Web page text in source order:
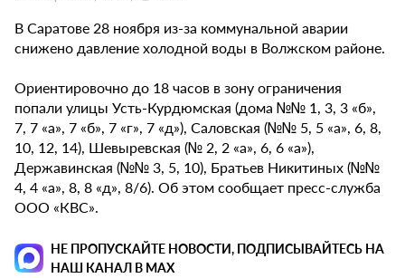
В Саратове 28 ноября из-за коммунальной аварии
снижено давление холодной воды в Волжском районе.
Ориентировочно до 18 часов в зону ограничения
попали улицы Усть-Курдюмская (дома №№ 1, 3, 3 «б»,
7, 7 «а», 7 «б», 7 «г», 7 «д»), Саловская (№№ 5, 5 «а», 6, 8,
10, 12, 14), Шевыревская (№ 2, 2 «а», 6, 6 «а»),
Державинская (№№ 3, 5, 10), Братьев Никитиных (№№
4, 4 «а», 8, 8 «д», 8/6). Об этом сообщает пресс-служба
ООО «КВС».
НЕ ПРОПУСКАЙТЕ НОВОСТИ, ПОДПИСЫВАЙТЕСЬ НА
НАШ КАНАЛ В MAX